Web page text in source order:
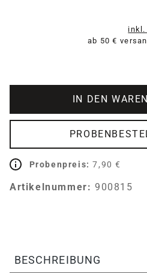
inkl.
ab 50 €
IN DEN
Probenpreis: 7,90 €
Artikelnummer: 900815
BESCHREIBUNG